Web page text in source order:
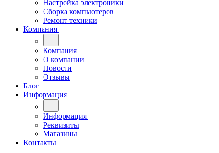
Настройка электроники
Сборка компьютеров
Ремонт техники
Компания
Компания
О компании
Новости
Отзывы
Блог
Информация
Информация
Реквизиты
Магазины
Контакты